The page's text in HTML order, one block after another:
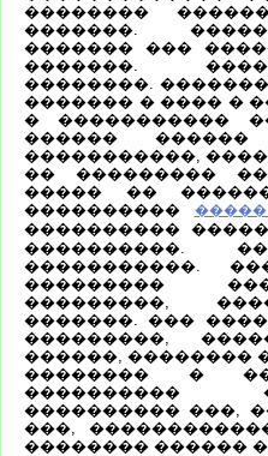
��������
�������.
������� ���
�������.
��������.
������� � ���� �
� �����������
������
�����������,
�� ���������
����� ��
����������
����������
����������.
�����������.
���������
���������,
�������. ���
���������,
������, ��������
�������� �
����������
���������� ���,
���,
�������� ������